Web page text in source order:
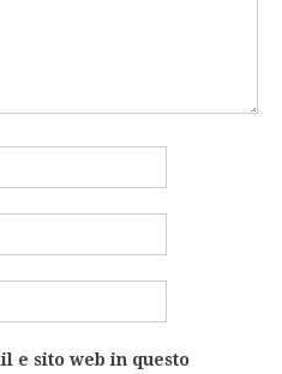
e sito web in questo